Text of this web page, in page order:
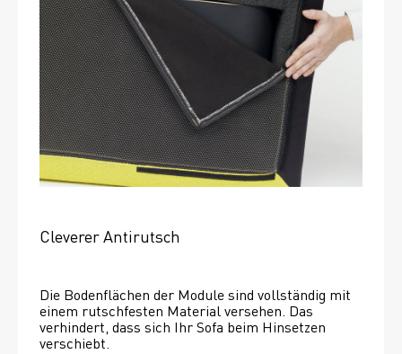
Cleverer Antirutsch
Die Bodenflächen der Module sind vollständig mit
einem rutschfesten Material versehen. Das
verhindert, dass sich Ihr Sofa beim Hinsetzen
verschiebt.